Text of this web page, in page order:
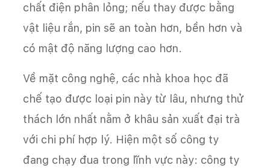
chất điện phân lỏng; nếu thay được bằng
vật liệu rắn, pin sẽ an toàn hơn, bền hơn và
có mật độ năng lượng cao hơn.
Về mặt công nghệ, các nhà khoa học đã
chế tạo được loại pin này từ lâu, nhưng thử
thách lớn nhất nằm ở khâu sản xuất đại trà
với chi phí hợp lý. Hiện một số công ty
đang chạy đua trong lĩnh vực này: công ty